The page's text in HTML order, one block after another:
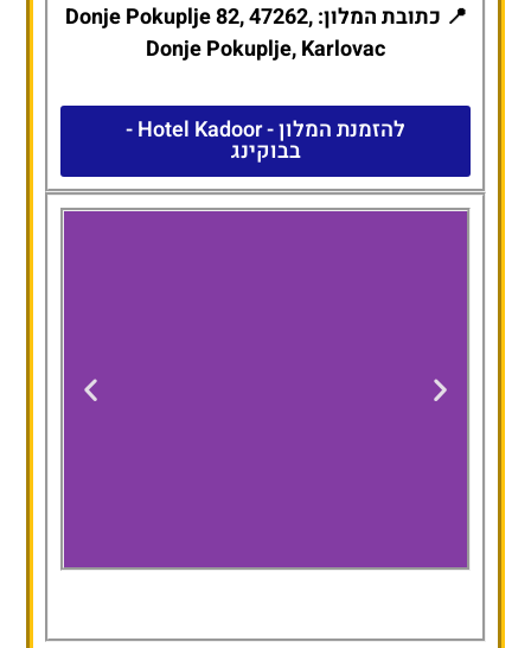
📍 כתובת המלון: Donje Pokuplje 82, 47262,
Donje Pokuplje, Karlovac
להזמנת המלון - Hotel Kadoor -
בבוקינג
Kadoor